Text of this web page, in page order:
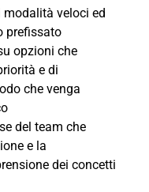
veloci ed
prefissato
opzioni che
e di
che venga
del team che
e la
dei concetti